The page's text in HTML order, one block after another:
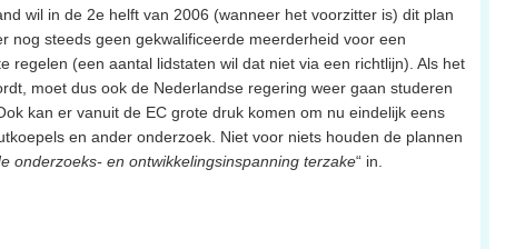
wil in de 2e helft van 2006 (wanneer het voorzitter is) dit plan
nog steeds geen gekwalificeerde meerderheid voor een
regelen (een aantal lidstaten wil dat niet via een richtlijn). Als het
moet dus ook de Nederlandse regering weer gaan studeren
kan er vanuit de EC grote druk komen om nu eindelijk eens
en ander onderzoek. Niet voor niets houden de plannen
onderzoeks- en ontwikkelingsinspanning terzake“ in.